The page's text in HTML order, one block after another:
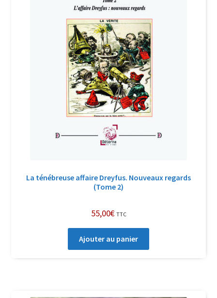
La ténébreuse affaire Dreyfus. Nouveaux regards
(Tome 2)
55,00€ TTC
Ajouter au panier